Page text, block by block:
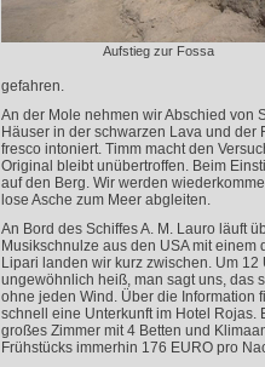
Aufstieg zur Fossa
gefahren.
An der Mole nehmen wir Abschied von
Häuser in der schwarzen Lava und
fresco intoniert. Timm macht den
Original bleibt unübertroffen. Beim
auf den Berg. Wir werden
lose Asche zum Meer abgleiten.
An Bord des Schiffes A. M. Lauro läuft
Musikschnulze aus den USA mit
Lipari landen wir kurz zwischen. Um
ungewöhnlich heiß, man sagt uns, das
ohne jeden Wind. Über die Information
schnell eine Unterkunft im Hotel Rojas.
großes Zimmer mit 4 Betten und
Frühstücks immerhin 176 EURO pro